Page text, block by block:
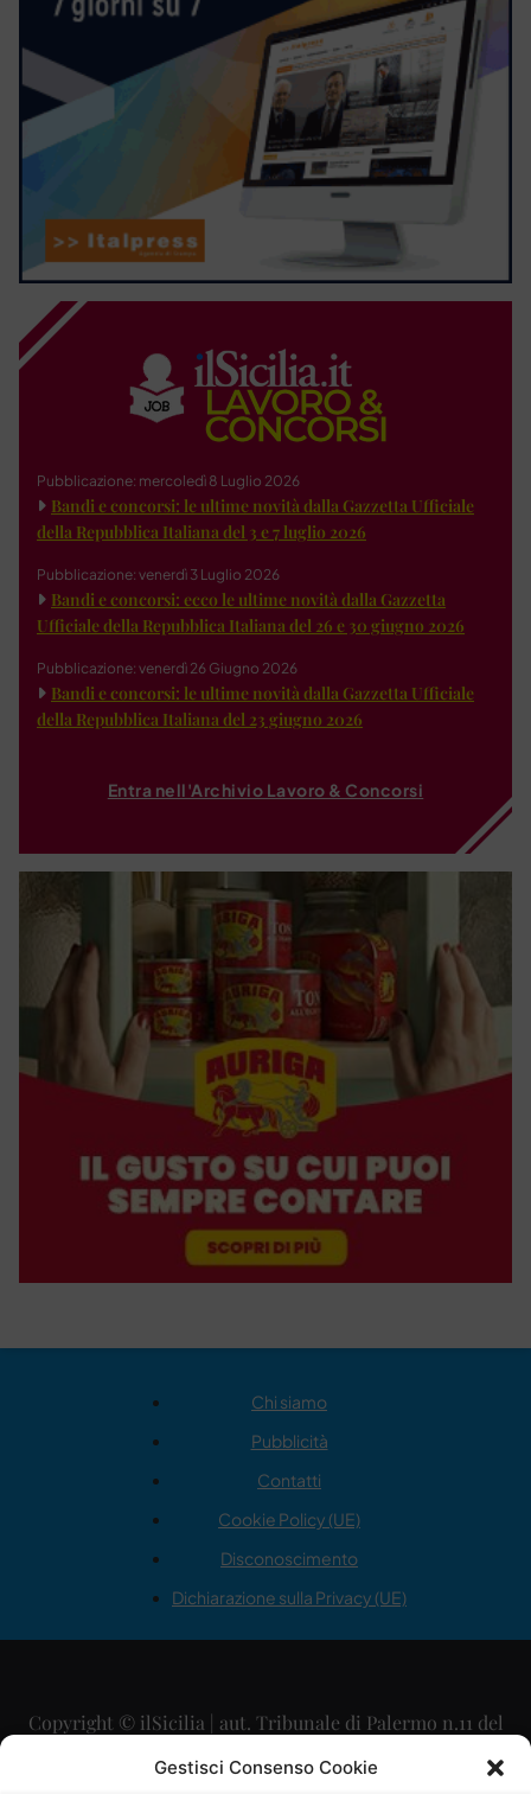
Gestisci Consenso Cookie
Pubblicazione: mercoledì 8 Luglio 2026
Bandi e concorsi: le ultime novità dalla Gazzetta Ufficiale
della Repubblica Italiana del 3 e 7 luglio 2026
Pubblicazione: venerdì 3 Luglio 2026
Bandi e concorsi: ecco le ultime novità dalla Gazzetta
Ufficiale della Repubblica Italiana del 26 e 30 giugno 2026
Pubblicazione: venerdì 26 Giugno 2026
Bandi e concorsi: le ultime novità dalla Gazzetta Ufficiale
della Repubblica Italiana del 23 giugno 2026
Entra nell'Archivio Lavoro & Concorsi
Chi siamo
Pubblicità
Contatti
Cookie Policy (UE)
Disconoscimento
Dichiarazione sulla Privacy (UE)
Copyright © ilSicilia | aut. Tribunale di Palermo n.11 del
29/09/2015